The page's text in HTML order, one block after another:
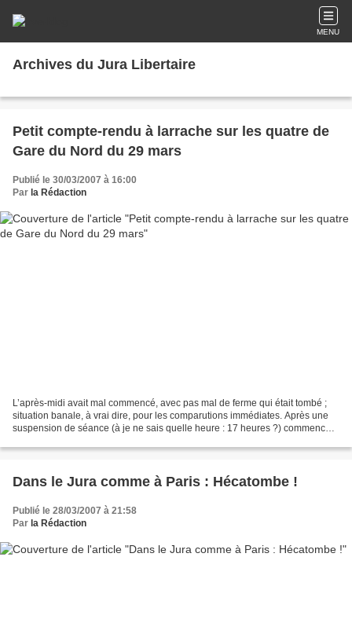
MENU
Archives du Jura Libertaire
Petit compte-rendu à larrache sur les quatre de
Gare du Nord du 29 mars
Publié le 30/03/2007 à 16:00
Par la Rédaction
L’après-midi avait mal commencé, avec pas mal de ferme qui était tombé ;
situation banale, à vrai dire, pour les comparutions immédiates. Après une
suspension de séance (à je ne sais quelle heure : 17 heures ?) commence
Dans le Jura comme à Paris : Hécatombe !
Publié le 28/03/2007 à 21:58
Par la Rédaction